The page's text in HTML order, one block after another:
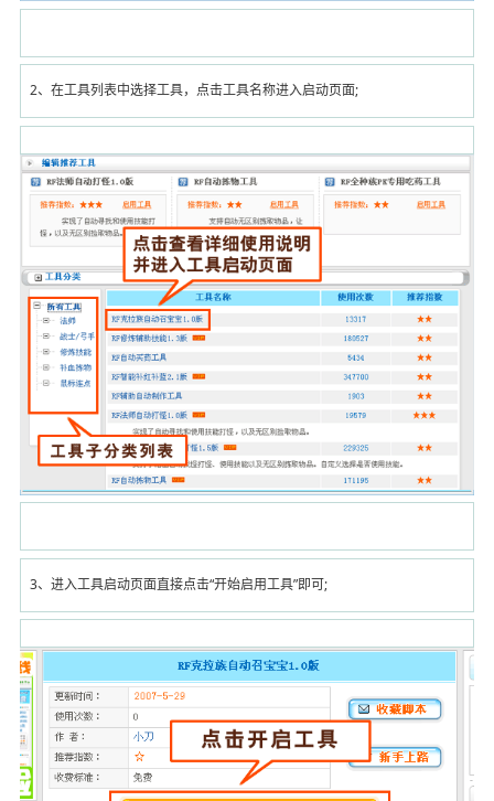
2、在工具列表中选择工具，点击工具名称进入启动页面;
3、进入工具启动页面直接点击“开始启用工具”即可;